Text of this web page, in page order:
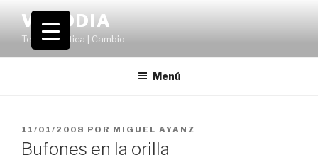
contenido
VOLODIA
Teatro | Crítica | Cambio
Menú
PUBLICADO
EL
11/01/2008 POR MIGUEL AYANZ
Bufones en la orilla